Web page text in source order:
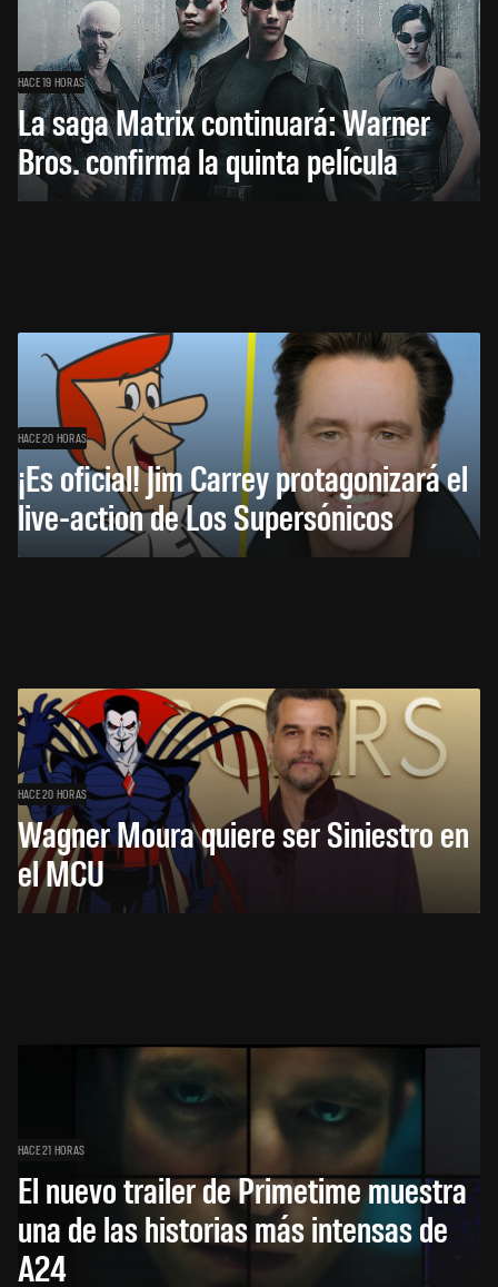
HACE 19 HORAS
La saga Matrix continuará: Warner
Bros. confirma la quinta película
HACE 20 HORAS
¡Es oficial! Jim Carrey protagonizará el
live-action de Los Supersónicos
HACE 20 HORAS
Wagner Moura quiere ser Siniestro en
el MCU
HACE 21 HORAS
El nuevo trailer de Primetime muestra
una de las historias más intensas de
A24